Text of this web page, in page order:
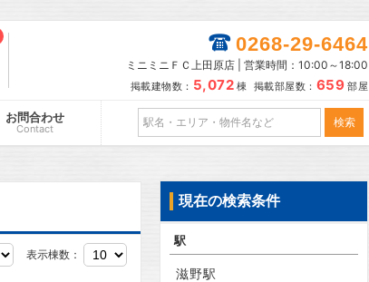
0268-29-6464
ミニミニＦＣ上田原店 | 営業時間：10:00～18:00
掲載建物数： 5,072 棟 掲載部屋数： 659 部屋
お問合わせ
Contact
表示棟数：
現在の検索条件
駅
滋野駅